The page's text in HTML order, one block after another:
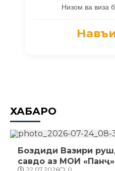
Низом ва виза
ХАБАРҲО
Боздиди Вазири
савдо аз МОИ «Панҷ»
22.07.2026 0